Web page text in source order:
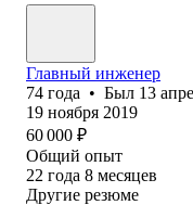
Главный инженер
74 года • Был 13
19 ноября 2019
60 000 ₽
Общий опыт
22 года 8 месяцев
Другие резюме